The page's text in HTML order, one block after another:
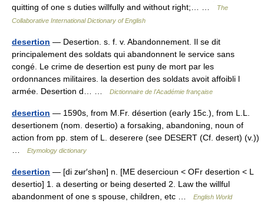
quitting of one s duties willfully and without right;… …
The
Collaborative International Dictionary of English
desertion — Desertion. s. f. v. Abandonnement. Il se dit
principalement des soldats qui abandonnent le service sans
congé. Le crime de desertion est puny de mort par les
ordonnances militaires. la desertion des soldats avoit affoibli l
armée. Desertion d… …
Dictionnaire de l'Académie française
desertion — 1590s, from M.Fr. désertion (early 15c.), from L.L.
desertionem (nom. desertio) a forsaking, abandoning, noun of
action from pp. stem of L. deserere (see DESERT (Cf. desert) (v.))
Etymology dictionary
desertion — [di zʉr′shən] n. [ME desercioun < OFr desertion < L
desertio] 1. a deserting or being deserted 2. Law the willful
abandonment of one s spouse, children, etc …
English World